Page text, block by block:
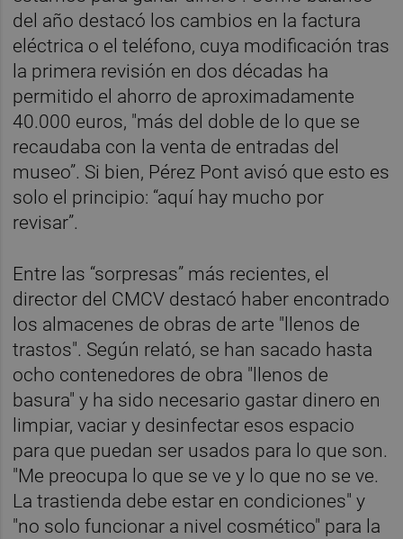
del año destacó los cambios en la factura
eléctrica o el teléfono, cuya modificación tras
la primera revisión en dos décadas ha
permitido el ahorro de aproximadamente
40.000 euros, "más del doble de lo que se
recaudaba con la venta de entradas del
museo”. Si bien, Pérez Pont avisó que esto es
solo el principio: “aquí hay mucho por
revisar”.
Entre las “sorpresas” más recientes, el
director del CMCV destacó haber encontrado
los almacenes de obras de arte "llenos de
trastos". Según relató, se han sacado hasta
ocho contenedores de obra "llenos de
basura" y ha sido necesario gastar dinero en
limpiar, vaciar y desinfectar esos espacio
para que puedan ser usados para lo que son.
"Me preocupa lo que se ve y lo que no se ve.
La trastienda debe estar en condiciones" y
"no solo funcionar a nivel cosmético" para la